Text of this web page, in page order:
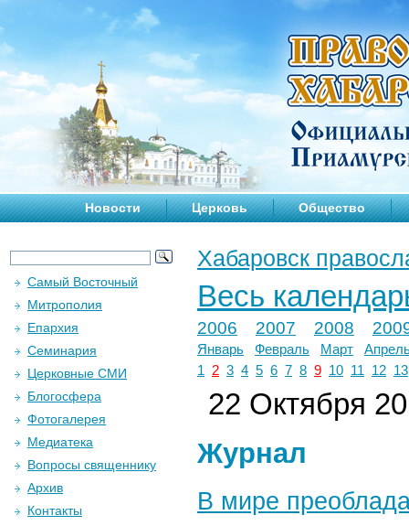
Новости Церковь Общество
Хабаровск
Весь
2006 2007 2008
Январь Февраль Март
1
2 3 4 5 6 7 8 9 10 11 12 13
22 Октября
Журнал
В мире
Самый Восточный
Митрополия
Епархия
Семинария
Церковные СМИ
Блогосфера
Фотогалерея
Медиатека
Вопросы священнику
Архив
Контакты